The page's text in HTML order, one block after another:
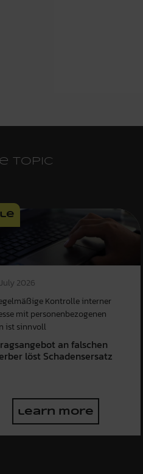
topic
2026
Kontrolle interner
mit personenbezogenen
ist sinnvoll
an falschen
löst Schadensersatz
learn more